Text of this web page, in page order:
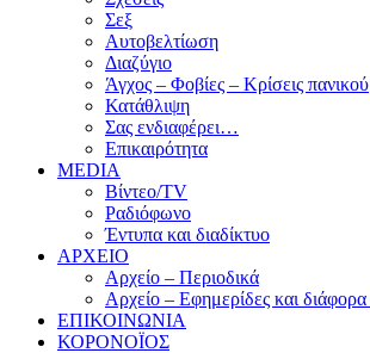
Σεξ
Αυτοβελτίωση
Διαζύγιο
Άγχος – Φοβίες – Κρίσεις πανικού
Κατάθλιψη
Σας ενδιαφέρει…
Επικαιρότητα
MEDIA
Βίντεο/TV
Ραδιόφωνο
Έντυπα και διαδίκτυο
ΑΡΧΕΙΟ
Αρχείο – Περιοδικά
Αρχείο – Εφημερίδες και διάφορα
ΕΠΙΚΟΙΝΩΝΙΑ
ΚΟΡΟΝΟΪΟΣ